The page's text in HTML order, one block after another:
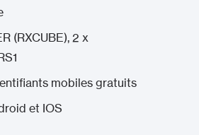
(RXCUBE), 2 x
mobiles gratuits
et IOS